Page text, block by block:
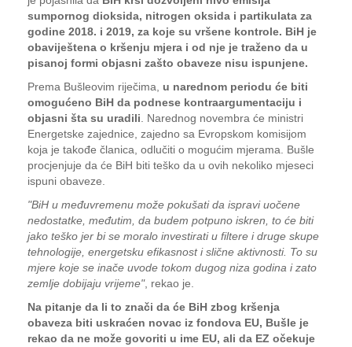
sumpornog dioksida, nitrogen oksida i partikulata za
godine 2018. i 2019, za koje su vršene kontrole. BiH je
obaviještena o kršenju mjera i od nje je traženo da u
pisanoj formi objasni zašto obaveze nisu ispunjene.
Prema Bušleovim riječima, u narednom periodu će biti
omogućeno BiH da podnese kontraargumentaciju i
objasni šta su uradili . Narednog novembra će ministri
Energetske zajednice, zajedno sa Evropskom komisijom
koja je takođe članica, odlučiti o mogućim mjerama. Bušle
procjenjuje da će BiH biti teško da u ovih nekoliko mjeseci
ispuni obaveze.
"BiH u međuvremenu može pokušati da ispravi uočene
nedostatke, međutim, da budem potpuno iskren, to će biti
jako teško jer bi se moralo investirati u filtere i druge skupe
tehnologije, energetsku efikasnost i slične aktivnosti. To su
mjere koje se inače uvode tokom dugog niza godina i zato
zemlje dobijaju vrijeme", rekao je.
Na pitanje da li to znači da će BiH zbog kršenja
obaveza biti uskraćen novac iz fondova EU, Bušle je
rekao da ne može govoriti u ime EU, ali da EZ očekuje